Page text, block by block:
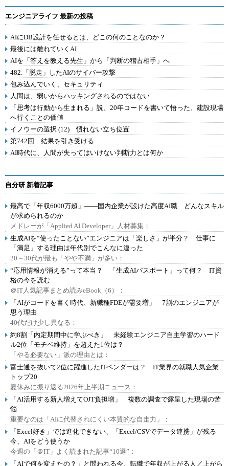
エンジニアライフ 最新の投稿
AIにDB設計を任せるとは、どこの何のことなのか？
最後には離れていくAI
AIを「答えを教える先生」から「判断の稽古相手」へ
482.「脱走」したAIのサイバー攻撃
包み込んでいく、セキュリティ
人間は、弱いからハッキングされるのではない
「思考は行動から生まれる」説。20年コードを書いて悟った、建設現場
へ行くことの価値
イノウーの選択 (12) 慣れない立ち位置
第742回 結果を引き受ける
AI時代に、人間が失ってはいけない判断力とは何か
自分研 新着記事
最高で「年収6000万超」――国内企業が設けた高度AI職 どんなスキル
が求められるのか
メドレーが「Applied AI Developer」人材募集：
生成AIを“使ったことない”エンジニアは「楽しさ」が半分？ 仕事に
「満足」する理由は年代別でこんなに違った
20～30代が最も「やや不満」が多い：
“応用情報が消える”って本当？ 「生成AIパスポート」って何？ IT資
格の今を読む
＠IT人気記事まとめ読みeBook（6）：
「AIがコードを書く時代、新職種FDEが需要増」 7割のエンジニアが
思う理由
40代だけ少し異なる：
約8割「内定期間中に学ぶべき」 未経験エンジニア自主学習のハード
ル2位「モチベ維持」を超えた1位は？
「やる必要ない」派の理由とは：
富士通を抜いて2位に躍進したITベンダーは？ IT業界の就職人気企業
トップ20
夏休みに振り返る2026年上半期ニュース：
「AI活用する新人増えてOJT負担増」 複数の調査で露呈した現場の苦
悩
重要なのは「AIに代替されにくい本質的な自走力」：
「Excel好き」では進化できない、「Excel/CSVでデータ連携」が残る
今、AIをどう使うか
今週の「＠IT」よく読まれた記事“10選”：
「AIで何を変えたの？」と問われる今、転職で年収が上がる人／上がら